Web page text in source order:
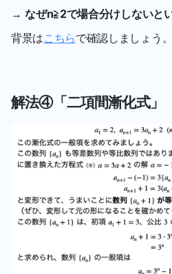
→ なぜn≧2で場合分けしないと
背景はこちらで確認しましょう。
解法④「二項間漸化式」